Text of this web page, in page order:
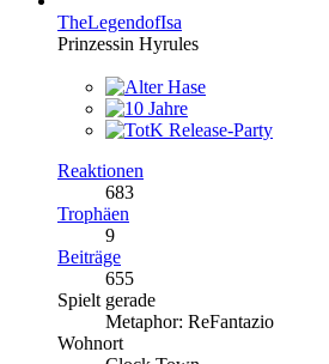
TheLegendofIsa
Prinzessin Hyrules
Reaktionen
683
Trophäen
9
Beiträge
655
Spielt gerade
Metaphor: ReFantazio
Wohnort